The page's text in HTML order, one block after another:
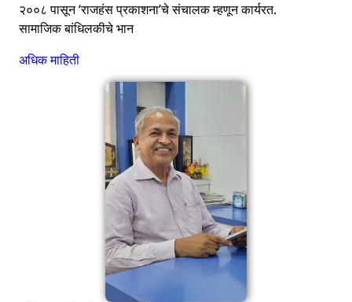
२००८ पासून ‘राजहंस प्रकाशना’चे संचालक म्हणून कार्यरत.
सामाजिक बांधिलकीचे भान
अधिक माहिती